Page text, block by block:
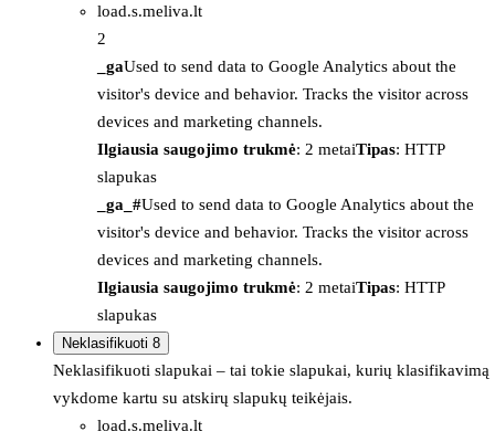
load.s.meliva.lt
2
_gaUsed to send data to Google Analytics about the
visitor's device and behavior. Tracks the visitor across
devices and marketing channels.
Ilgiausia saugojimo trukmė: 2 metaiTipas: HTTP
slapukas
_ga_#Used to send data to Google Analytics about the
visitor's device and behavior. Tracks the visitor across
devices and marketing channels.
Ilgiausia saugojimo trukmė: 2 metaiTipas: HTTP
slapukas
Neklasifikuoti 8
Neklasifikuoti slapukai – tai tokie slapukai, kurių klasifikavimą
vykdome kartu su atskirų slapukų teikėjais.
load.s.meliva.lt